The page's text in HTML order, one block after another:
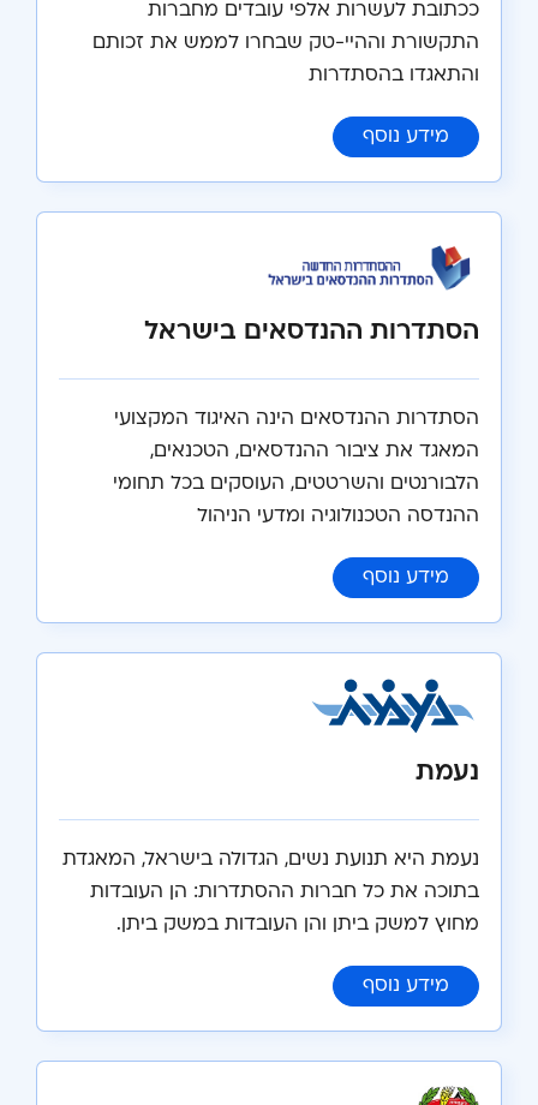
ככתובת לעשרות אלפי עובדים מחברות
התקשורת וההיי-טק שבחרו לממש את זכותם
והתאגדו בהסתדרות
מידע נוסף
: איגוד עובדי הסלולר, האינטרנט וההיי-טק
הסתדרות ההנדסאים בישראל
הסתדרות ההנדסאים הינה האיגוד המקצועי
המאגד את ציבור ההנדסאים, הטכנאים,
הלבורנטים והשרטטים, העוסקים בכל תחומי
ההנדסה הטכנולוגיה ומדעי הניהול
מידע נוסף
: הסתדרות ההנדסאים בישראל
נעמת
נעמת היא תנועת נשים, הגדולה בישראל, המאגדת
בתוכה את כל חברות ההסתדרות: הן העובדות
מחוץ למשק ביתן והן העובדות במשק ביתן.
מידע נוסף
: נעמת